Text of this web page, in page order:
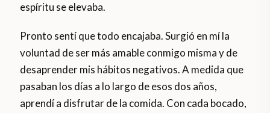
espíritu se elevaba.
Pronto sentí que todo encajaba. Surgió en mí la
voluntad de ser más amable conmigo misma y de
desaprender mis hábitos negativos. A medida que
pasaban los días a lo largo de esos dos años,
aprendí a disfrutar de la comida. Con cada bocado,